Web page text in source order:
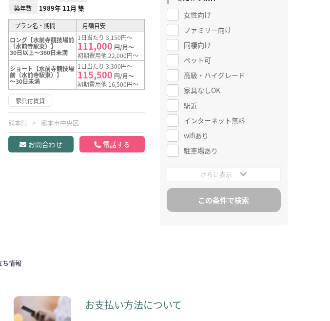
築年数 1989年 11月 築
プラン名・期間
月額目安
ロング【水前寺競技場前
（水前寺駅東）】
30日以上～360日未満
1日当たり 3,150円～
111,000 円/月～
初期費用他 22,000円～
ショート【水前寺競技場
前（水前寺駅東）】
～30日未満
1日当たり 3,300円～
115,500 円/月～
初期費用他 16,500円～
家具付賃貸
熊本県 熊本市中央区
お問合わせ 電話する
女性向け
ファミリー向け
同棲向け
ペット可
高級・ハイグレード
家具なしOK
駅近
インターネット無料
wifiあり
駐車場あり
さらに表示
ち情報
お支払い方法について